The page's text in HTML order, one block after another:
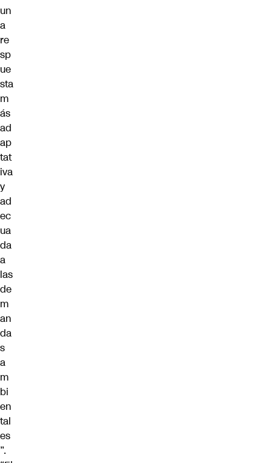
un
a
re
sp
ue
sta
m
ás
ad
ap
tat
iva
y
ad
ec
ua
da
a
las
de
m
an
da
s
a
m
bi
en
tal
es
”.